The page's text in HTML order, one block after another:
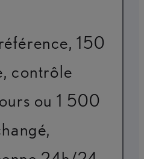
150
contrôle
ou 1 500